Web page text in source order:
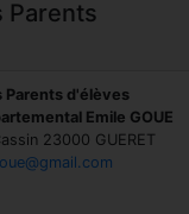
Parents
Parents d'élèves
Emile GOUE
23000 GUERET